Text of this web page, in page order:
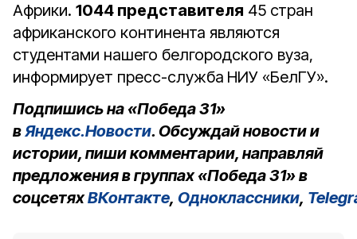
Африки. 1044 представителя 45 стран
африканского континента являются
студентами нашего белгородского вуза,
информирует пресс-служба НИУ «БелГУ».
Подпишись на «Победа 31»
вЯндекс.Новости. Обсуждай новости и
истории, пиши комментарии, направляй
предложения в группах «Победа 31» в
соцсетяхВКонтакте, Одноклассники,